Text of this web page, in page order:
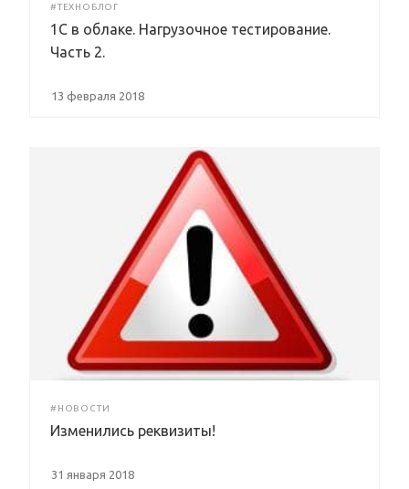
#ТЕХНОБЛОГ
1С в облаке. Нагрузочное тестирование.
Часть 2.
13 февраля 2018
#НОВОСТИ
Изменились реквизиты!
31 января 2018